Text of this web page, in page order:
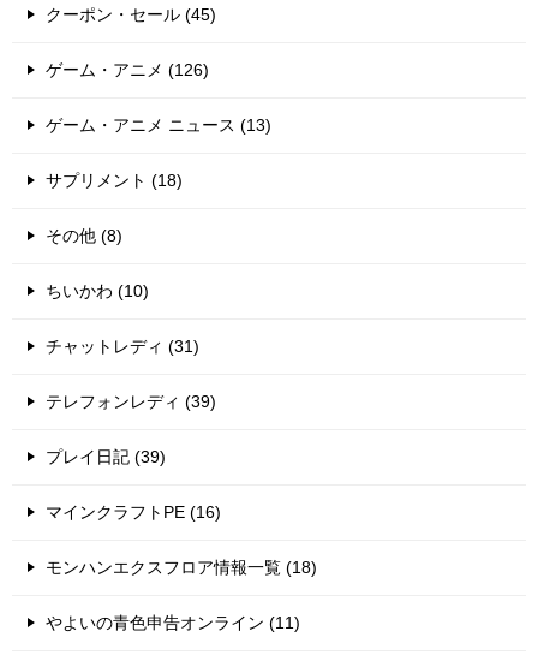
クーポン・セール (45)
ゲーム・アニメ (126)
ゲーム・アニメ ニュース (13)
サプリメント (18)
その他 (8)
ちいかわ (10)
チャットレディ (31)
テレフォンレディ (39)
プレイ日記 (39)
マインクラフトPE (16)
モンハンエクスフロア情報一覧 (18)
やよいの青色申告オンライン (11)